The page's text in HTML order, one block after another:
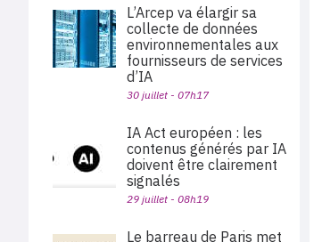
L’Arcep va élargir sa
collecte de données
environnementales aux
fournisseurs de services
d’IA
30 juillet - 07h17
IA Act européen : les
contenus générés par IA
doivent être clairement
signalés
29 juillet - 08h19
Le barreau de Paris met